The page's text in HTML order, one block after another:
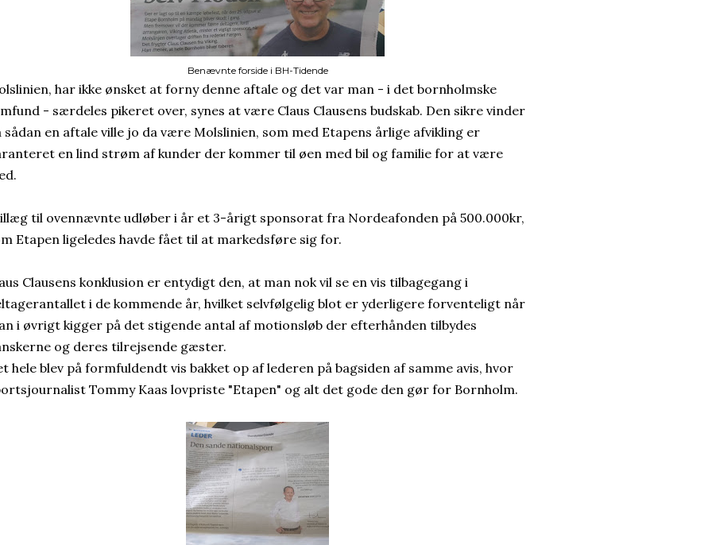
Benævnte forside i BH-Tidende
har ikke ønsket at forny denne aftale og det var man - i det bornholmske
- særdeles pikeret over, synes at være Claus Clausens budskab. Den sikre vinder
sådan en aftale ville jo da være Molslinien, som med Etapens årlige afvikling er
en lind strøm af kunder der kommer til øen med bil og familie for at være
til ovennævnte udløber i år et 3-årigt sponsorat fra Nordeafonden på 500.000kr,
Etapen ligeledes havde fået til at markedsføre sig for.
Clausens konklusion er entydigt den, at man nok vil se en vis tilbagegang i
i de kommende år, hvilket selvfølgelig blot er yderligere forventeligt når
i øvrigt kigger på det stigende antal af motionsløb der efterhånden tilbydes
og deres tilrejsende gæster.
hele blev på formfuldendt vis bakket op af lederen på bagsiden af samme avis, hvor
Tommy Kaas lovpriste "Etapen" og alt det gode den gør for Bornholm.